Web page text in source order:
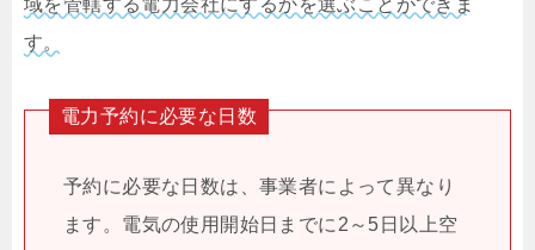
す。
電力予約に必要な日数
予約に必要な日数は、事業者によって異なり
ます。電気の使用開始日までに2～5日以上空